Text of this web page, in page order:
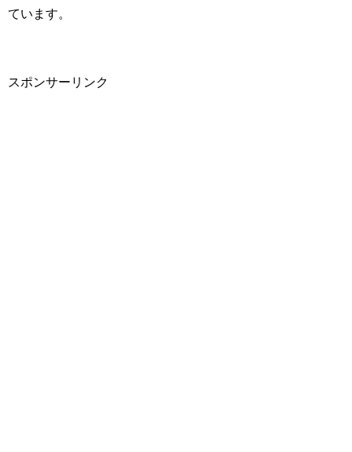
ています。
スポンサーリンク